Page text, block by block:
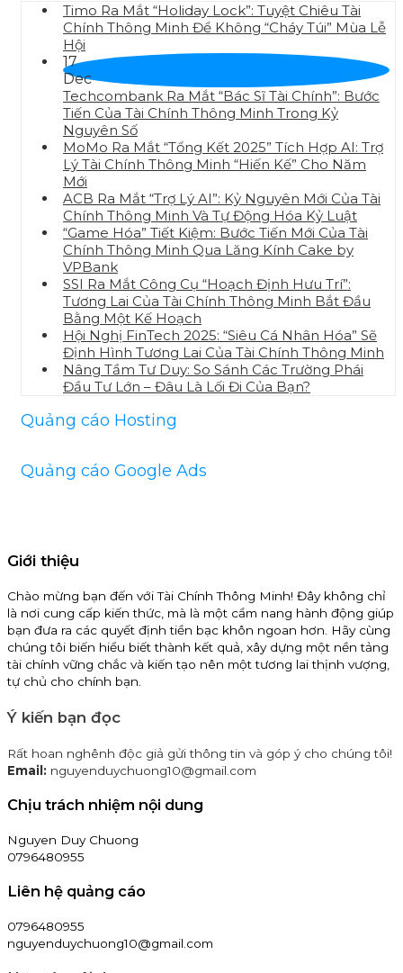
Timo Ra Mắt “Holiday Lock”: Tuyệt Chiêu Tài
Chính Thông Minh Để Không “Cháy Túi” Mùa Lễ
Hội
17
Dec
Techcombank Ra Mắt “Bác Sĩ Tài Chính”: Bước
Tiến Của Tài Chính Thông Minh Trong Kỷ
Nguyên Số
MoMo Ra Mắt “Tổng Kết 2025” Tích Hợp AI: Trợ
Lý Tài Chính Thông Minh “Hiến Kế” Cho Năm
Mới
ACB Ra Mắt “Trợ Lý AI”: Kỷ Nguyên Mới Của Tài
Chính Thông Minh Và Tự Động Hóa Kỷ Luật
“Game Hóa” Tiết Kiệm: Bước Tiến Mới Của Tài
Chính Thông Minh Qua Lăng Kính Cake by
VPBank
SSI Ra Mắt Công Cụ “Hoạch Định Hưu Trí”:
Tương Lai Của Tài Chính Thông Minh Bắt Đầu
Bằng Một Kế Hoạch
Hội Nghị FinTech 2025: “Siêu Cá Nhân Hóa” Sẽ
Định Hình Tương Lai Của Tài Chính Thông Minh
Nâng Tầm Tư Duy: So Sánh Các Trường Phái
Đầu Tư Lớn – Đâu Là Lối Đi Của Bạn?
Quảng cáo Hosting
Quảng cáo Google Ads
Giới thiệu
Chào mừng bạn đến với Tài Chính Thông Minh! Đây không chỉ
là nơi cung cấp kiến thức, mà là một cẩm nang hành động giúp
bạn đưa ra các quyết định tiền bạc khôn ngoan hơn. Hãy cùng
chúng tôi biến hiểu biết thành kết quả, xây dựng một nền tảng
tài chính vững chắc và kiến tạo nên một tương lai thịnh vượng,
tự chủ cho chính bạn.
Ý kiến bạn đọc
Rất hoan nghênh độc giả gửi thông tin và góp ý cho chúng tôi!
Email: nguyenduychuong10@gmail.com
Chịu trách nhiệm nội dung
Nguyen Duy Chuong
0796480955
Liên hệ quảng cáo
0796480955
nguyenduychuong10@gmail.com